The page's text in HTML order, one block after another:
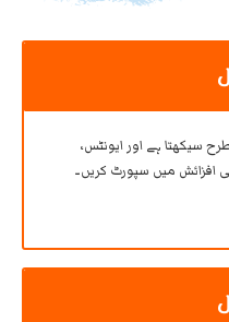
سیکھتا ہے اور ایونٹس،
افزائش میں سپورٹ کریں۔